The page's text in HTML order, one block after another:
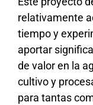
relativamente
tiempo y
aportar
de valor en la
cultivo y
para tantas